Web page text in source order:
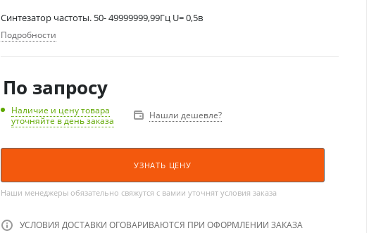
Cинтезатор частоты. 50- 49999999,99Гц U= 0,5в
Подробности
По запросу
Наличие и цену товара
уточняйте в день заказа
Нашли дешевле?
УЗНАТЬ ЦЕНУ
Наши менеджеры обязательно свяжутся с вамии уточнят условия заказа
УСЛОВИЯ ДОСТАВКИ ОГОВАРИВАЮТСЯ ПРИ ОФОРМЛЕНИИ ЗАКАЗА